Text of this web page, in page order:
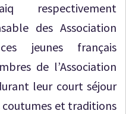
respectivement
des Association
jeunes français
de l’Association
leur court séjour
coutumes et traditions